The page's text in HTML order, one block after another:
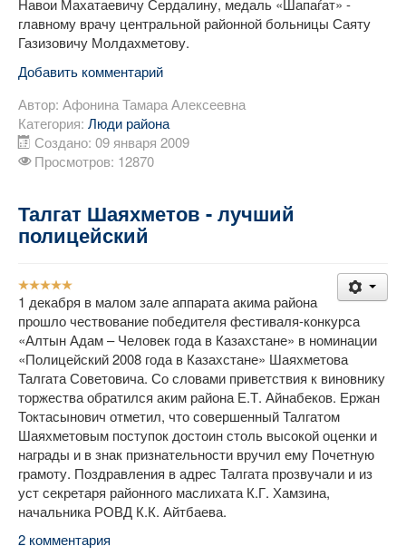
Навои Махатаевичу Сердалину, медаль «Шапаѓат» -
главному врачу центральной районной больницы Саяту
Газизовичу Молдахметову.
Добавить комментарий
Автор: Афонина Тамара Алексеевна
Категория: Люди района
Создано: 09 января 2009
Просмотров: 12870
Талгат Шаяхметов - лучший
полицейский
Рейтинг:
1 декабря в малом зале аппарата акима района
прошло чествование победителя фестиваля-конкурса
«Алтын Адам – Человек года в Казахстане» в номинации
«Полицейский 2008 года в Казахстане» Шаяхметова
Талгата Советовича. Со словами приветствия к виновнику
торжества обратился аким района Е.Т. Айнабеков. Ержан
Токтасынович отметил, что совершенный Талгатом
Шаяхметовым поступок достоин столь высокой оценки и
награды и в знак признательности вручил ему Почетную
грамоту. Поздравления в адрес Талгата прозвучали и из
уст секретаря районного маслихата К.Г. Хамзина,
начальника РОВД К.К. Айтбаева.
2 комментария